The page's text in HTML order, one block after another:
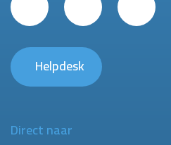
Helpdesk
Direct naar